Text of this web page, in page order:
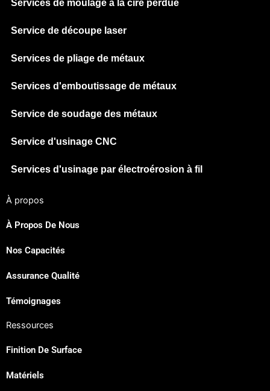
Services de moulage à la cire perdue
Service de découpe laser
Services de pliage de métaux
Services d'emboutissage de métaux
Service de soudage des métaux
Service d'usinage CNC
Services d'usinage par électroérosion à fil
À propos
À Propos De Nous
Nos Capacités
Assurance Qualité
Témoignages
Ressources
Finition De Surface
Matériels